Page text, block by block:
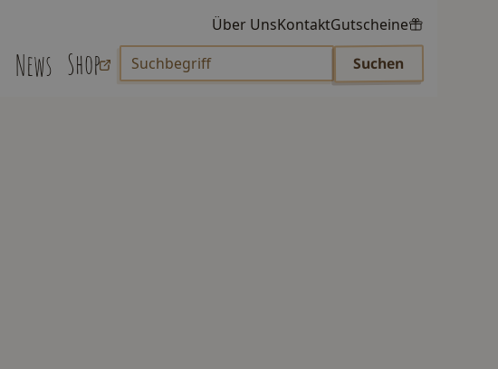
Über UnsKontaktGutscheine
News Shop